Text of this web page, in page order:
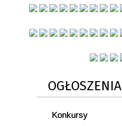
OGŁOSZENIA
Konkursy